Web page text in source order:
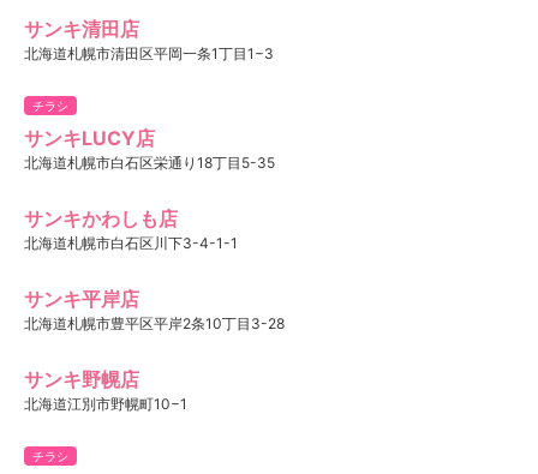
サンキ清田店
北海道札幌市清田区平岡一条1丁目1−3
チラシ
サンキLUCY店
北海道札幌市白石区栄通り18丁目5-35
サンキかわしも店
北海道札幌市白石区川下3-4-1-1
サンキ平岸店
北海道札幌市豊平区平岸2条10丁目3-28
サンキ野幌店
北海道江別市野幌町10−1
チラシ